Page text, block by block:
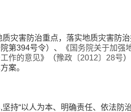
灾害防治重点，落实地质灾害防
第394号令）、《 国务院关于加强
作的意见》（豫政〔2012〕28号
案。
持“以人为本、明确责任、依法